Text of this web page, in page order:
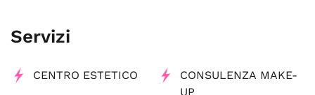
Servizi
CENTRO ESTETICO
CONSULENZA MAKE-
UP